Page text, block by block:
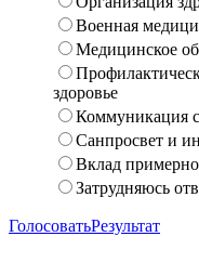
Военная
Медицинское
здоровье
Коммуникация
Санпросвет и
Вклад
Затрудняюсь
ГолосоватьРезультат